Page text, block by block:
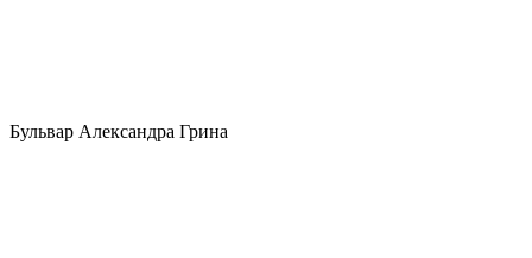
Бульвар Александра Грина